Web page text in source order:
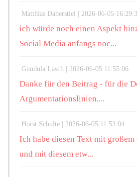
Matthias Daberstiel | 2026-06-05
ich würde noch einen Aspekt
Social Media anfangs noc...
Gundula Lasch | 2026-06-05 11:55:06
Danke für den Beitrag - für die
Argumentationslinien,...
Horst Schulte | 2026-06-05 11:53:04
Ich habe diesen Text mit
und mit diesem etw...